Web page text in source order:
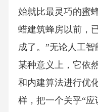
始就比最灵巧的蜜
蜡建筑蜂房以前，
成了。”无论人工
某种意义上，它依
和内建算法进行优
样，把一个关乎“